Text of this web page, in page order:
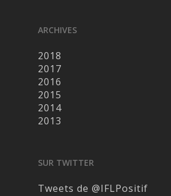
ARCHIVES
2018
2017
2016
2015
2014
2013
SUR TWITTER
Tweets de @IFLPositif